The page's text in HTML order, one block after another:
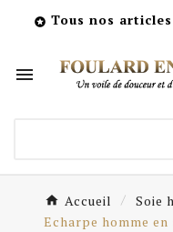
 Tous nos

Accueil Soie
Echarpe homme